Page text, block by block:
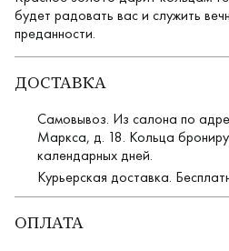
будет радовать вас и служить
преданности.
ДОСТАВКА
Самовывоз. Из салона по
Маркса, д. 18. Кольца
календарных дней.
Курьерская доставка.
ОПЛАТА